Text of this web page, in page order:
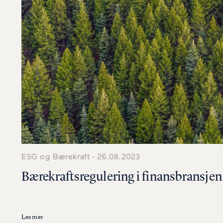
ESG og Bærekraft - 26.08.2023
Bærekraftsregulering i finansbransjen
Les mer